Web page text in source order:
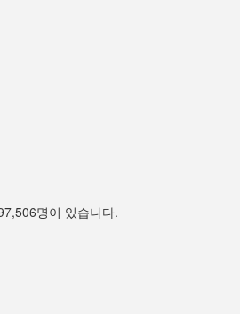
명이 있습니다.